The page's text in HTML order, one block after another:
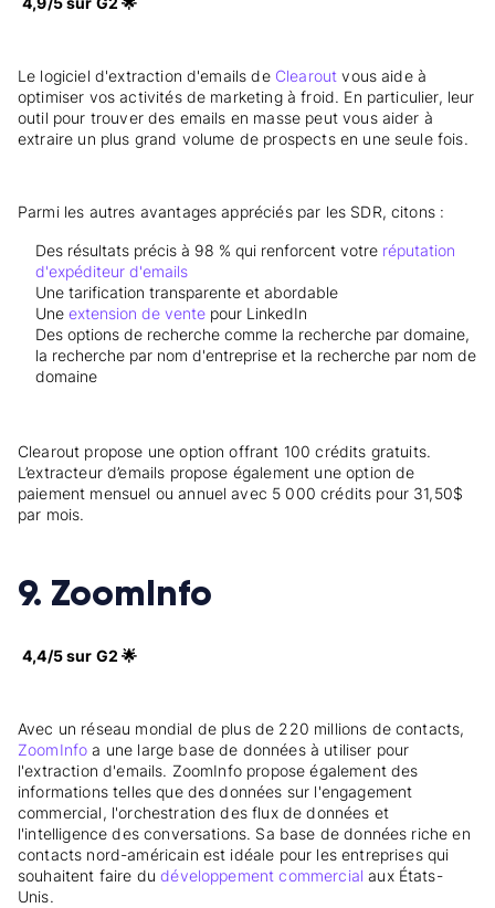
Le logiciel d'extraction d'emails de Clearout vous aide à
optimiser vos activités de marketing à froid. En particulier, leur
outil pour trouver des emails en masse peut vous aider à
extraire un plus grand volume de prospects en une seule fois.
Parmi les autres avantages appréciés par les SDR, citons :
Des résultats précis à 98 % qui renforcent votre réputation
d'expéditeur d'emails
Une tarification transparente et abordable
Une extension de vente pour LinkedIn
Des options de recherche comme la recherche par domaine,
la recherche par nom d'entreprise et la recherche par nom de
domaine
Clearout propose une option offrant 100 crédits gratuits.
L’extracteur d’emails propose également une option de
paiement mensuel ou annuel avec 5 000 crédits pour 31,50$
par mois.
9. ZoomInfo
4,4/5 sur G2 🌟
Avec un réseau mondial de plus de 220 millions de contacts,
ZoomInfo a une large base de données à utiliser pour
l'extraction d'emails. ZoomInfo propose également des
informations telles que des données sur l'engagement
commercial, l'orchestration des flux de données et
l'intelligence des conversations. Sa base de données riche en
contacts nord-américain est idéale pour les entreprises qui
souhaitent faire dudéveloppement commercial aux États-
Unis.